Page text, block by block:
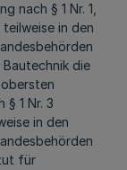
nach § 1 Nr. 1,
in den
die
1 Nr. 3
in den
für